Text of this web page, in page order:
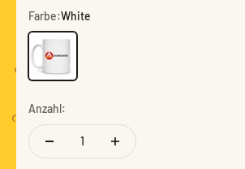
Farbe:White
White
Anzahl: